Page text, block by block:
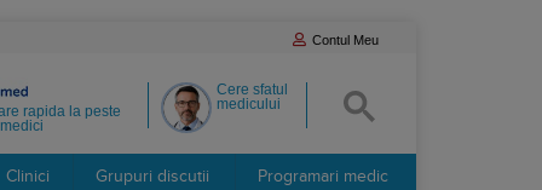
Contul Meu
Cere sfatul
medicului
rapida la peste
Clinici Grupuri discutii Programari medic